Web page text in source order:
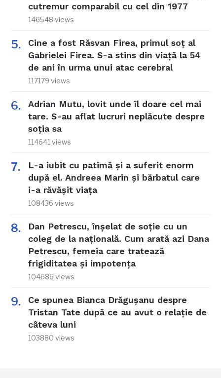
cutremur comparabil cu cel din 1977
146548 views
Cine a fost Răsvan Firea, primul soț al
Gabrielei Firea. S-a stins din viață la 54
de ani în urma unui atac cerebral
117179 views
Adrian Mutu, lovit unde îl doare cel mai
tare. S-au aflat lucruri neplăcute despre
soția sa
114641 views
L-a iubit cu patimă și a suferit enorm
după el. Andreea Marin și bărbatul care
i-a răvășit viața
108436 views
Dan Petrescu, înșelat de soție cu un
coleg de la națională. Cum arată azi Dana
Petrescu, femeia care tratează
frigiditatea și impotența
104686 views
Ce spunea Bianca Drăgușanu despre
Tristan Tate după ce au avut o relație de
câteva luni
103880 views